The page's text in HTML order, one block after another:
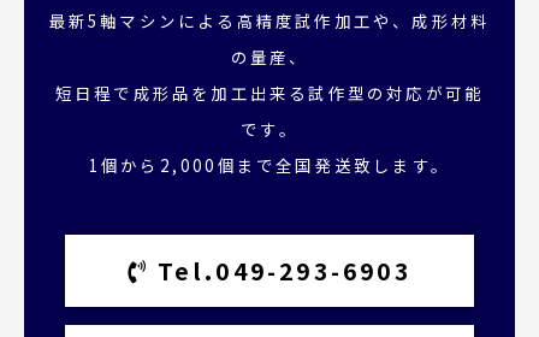
最新5軸マシンによる高精度試作加工や、成形材料
の量産、
短日程で成形品を加工出来る試作型の対応が可能
です。
1個から2,000個まで全国発送致します。
Tel.049-293-6903